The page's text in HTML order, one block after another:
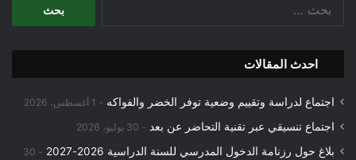
احدث المقالات
اجتماع لدراسة وتقييم وضعية توفر الخضر والفواكه 1 أغسطس، 2026
اجتماع تنسيقي عبر تقنية التحاضر عن بعد 30 يوليو، 2026
بلاغ حول رزنامة الدخول المدرسي للسنة الدراسية 2026-2027
30